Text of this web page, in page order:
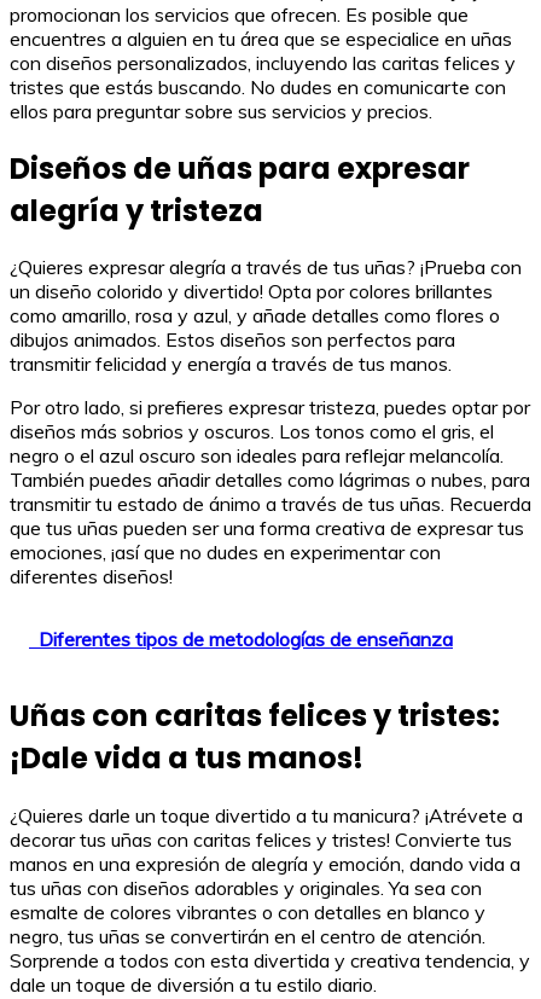
promocionan los servicios que ofrecen. Es posible que
encuentres a alguien en tu área que se especialice en uñas
con diseños personalizados, incluyendo las caritas felices y
tristes que estás buscando. No dudes en comunicarte con
ellos para preguntar sobre sus servicios y precios.
Diseños de uñas para expresar
alegría y tristeza
¿Quieres expresar alegría a través de tus uñas? ¡Prueba con
un diseño colorido y divertido! Opta por colores brillantes
como amarillo, rosa y azul, y añade detalles como flores o
dibujos animados. Estos diseños son perfectos para
transmitir felicidad y energía a través de tus manos.
Por otro lado, si prefieres expresar tristeza, puedes optar por
diseños más sobrios y oscuros. Los tonos como el gris, el
negro o el azul oscuro son ideales para reflejar melancolía.
También puedes añadir detalles como lágrimas o nubes, para
transmitir tu estado de ánimo a través de tus uñas. Recuerda
que tus uñas pueden ser una forma creativa de expresar tus
emociones, ¡así que no dudes en experimentar con
diferentes diseños!
Diferentes tipos de metodologías de enseñanza
Uñas con caritas felices y tristes:
¡Dale vida a tus manos!
¿Quieres darle un toque divertido a tu manicura? ¡Atrévete a
decorar tus uñas con caritas felices y tristes! Convierte tus
manos en una expresión de alegría y emoción, dando vida a
tus uñas con diseños adorables y originales. Ya sea con
esmalte de colores vibrantes o con detalles en blanco y
negro, tus uñas se convertirán en el centro de atención.
Sorprende a todos con esta divertida y creativa tendencia, y
dale un toque de diversión a tu estilo diario.